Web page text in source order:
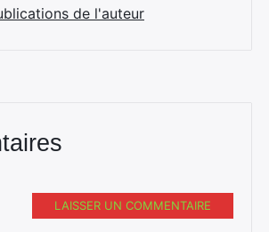
de l'auteur
LAISSER UN COMMENTAIRE